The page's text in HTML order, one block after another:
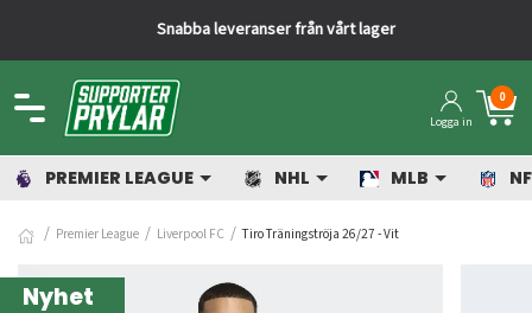
Snabba leveranser från vårt lager
Logga in
0
PREMIER LEAGUE NHL MLB
Premier League Liverpool FC Tiro Träningströja 26/27 - Vit
Nyhet